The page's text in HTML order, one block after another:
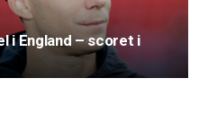
i England – scoret i